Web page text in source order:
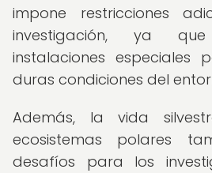
impone restricciones
investigación, ya
instalaciones especiales
duras condiciones del
Además, la vida
ecosistemas polares
desafíos para los